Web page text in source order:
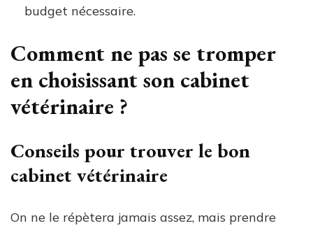
budget nécessaire.
Comment ne pas se tromper
en choisissant son cabinet
vétérinaire ?
Conseils pour trouver le bon
cabinet vétérinaire
On ne le répètera jamais assez, mais prendre